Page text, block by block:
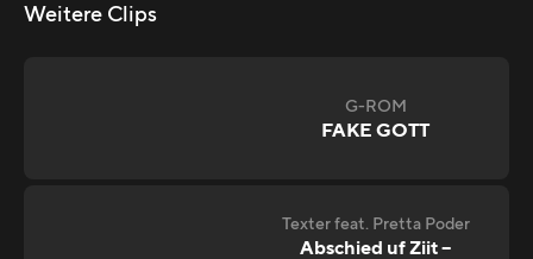
Weitere Clips
G-ROM
FAKE GOTT
Texter feat. Pretta Poder
Abschied uf Ziit –